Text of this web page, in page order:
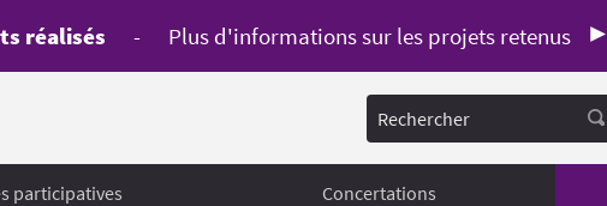
réalisés - Plus d'informations sur les projets retenus
Rechercher
participatives Concertations